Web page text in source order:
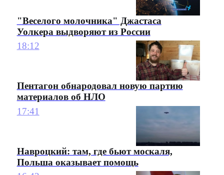
"Веселого молочника" Джастаса
Уолкера выдворяют из России
18:12
Пентагон обнародовал новую партию
материалов об НЛО
17:41
Навроцкий: там, где бьют москаля,
Польша оказывает помощь